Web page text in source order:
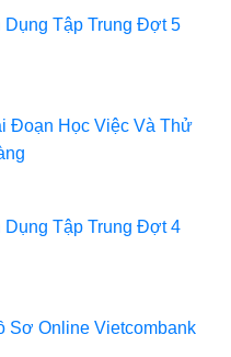
Dụng Tập Trung Đợt 5
Đoạn Học Việc Và Thử
Dụng Tập Trung Đợt 4
Sơ Online Vietcombank